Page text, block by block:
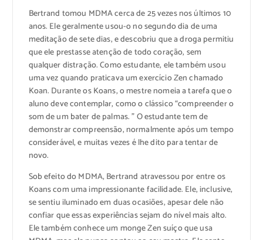
Bertrand tomou MDMA cerca de 25 vezes nos últimos 10
anos. Ele geralmente usou-o no segundo dia de uma
meditação de sete dias, e descobriu que a droga permitiu
que ele prestasse atenção de todo coração, sem
qualquer distração. Como estudante, ele também usou
uma vez quando praticava um exercício Zen chamado
Koan. Durante os Koans, o mestre nomeia a tarefa que o
aluno deve contemplar, como o clássico “compreender o
som de um bater de palmas. ” O estudante tem de
demonstrar compreensão, normalmente após um tempo
considerável, e muitas vezes é lhe dito para tentar de
novo.
Sob efeito do MDMA, Bertrand atravessou por entre os
Koans com uma impressionante facilidade. Ele, inclusive,
se sentiu iluminado em duas ocasiões, apesar dele não
confiar que essas experiências sejam do nível mais alto.
Ele também conhece um monge Zen suíço que usa